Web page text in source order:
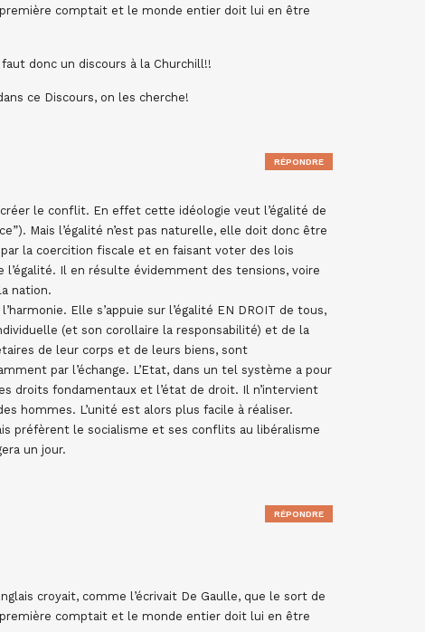
comptait et le monde entier doit lui en être
donc un discours à la Churchill!!
ce Discours, on les cherche!
le conflit. En effet cette idéologie veut l’égalité de
Mais l’égalité n’est pas naturelle, elle doit donc être
la coercition fiscale et en faisant voter des lois
Il en résulte évidemment des tensions, voire
nation.
Elle s’appuie sur l’égalité EN DROIT de tous,
(et son corollaire la responsabilité) et de la
de leur corps et de leurs biens, sont
par l’échange. L’Etat, dans un tel système a pour
droits fondamentaux et l’état de droit. Il n’intervient
hommes. L’unité est alors plus facile à réaliser.
préfèrent le socialisme et ses conflits au libéralisme
un jour.
RÉPONDRE
croyait, comme l’écrivait De Gaulle, que le sort de
comptait et le monde entier doit lui en être
RÉPONDRE